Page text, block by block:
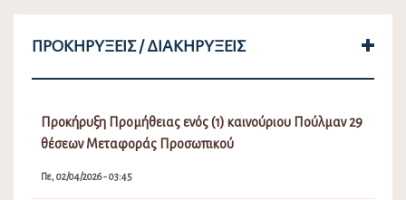
ΠΡΟΚΗΡΎΞΕΙΣ / ΔΙΑΚΗΡΎΞΕΙΣ
Προκήρυξη Προμήθειας ενός (1) καινούριου Πούλμαν 29
θέσεων Μεταφοράς Προσωπικού
Πε, 02/04/2026 - 03:45